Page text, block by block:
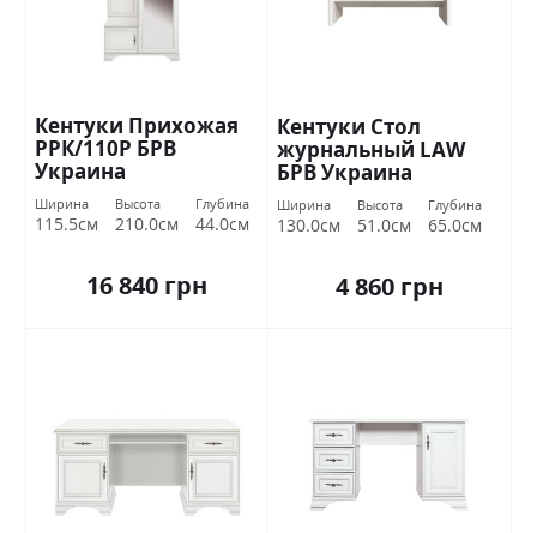
Кентуки Прихожая
РРК/110Р БРВ
Украина
Ширина
115.5см
Высота
210.0см
Глубина
44.0см
16 840 грн
Кентуки Стол
журнальный LAW
БРВ Украина
Ширина
130.0см
Высота
51.0см
Глубина
65.0см
4 860 грн